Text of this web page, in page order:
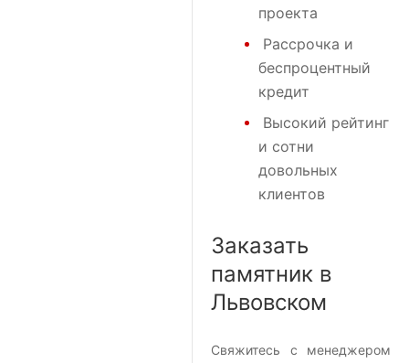
проекта
Рассрочка и
беспроцентный
кредит
Высокий рейтинг
и сотни
довольных
клиентов
Заказать
памятник в
Львовском
Свяжитесь с менеджером